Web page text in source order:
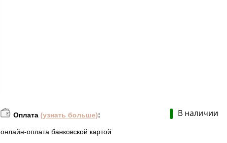
В наличии
Оплата (узнать больше):
онлайн-оплата банковской картой